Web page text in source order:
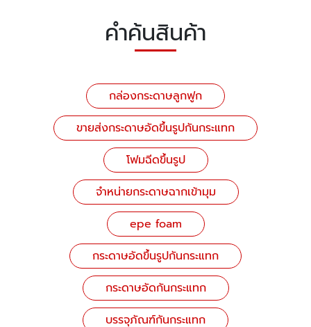
คำค้นสินค้า
กล่องกระดาษลูกฟูก
ขายส่งกระดาษอัดขึ้นรูปกันกระแทก
โฟมฉีดขึ้นรูป
จำหน่ายกระดาษฉากเข้ามุม
epe foam
กระดาษอัดขึ้นรูปกันกระแทก
กระดาษอัดกันกระแทก
บรรจุภัณฑ์กันกระแทก